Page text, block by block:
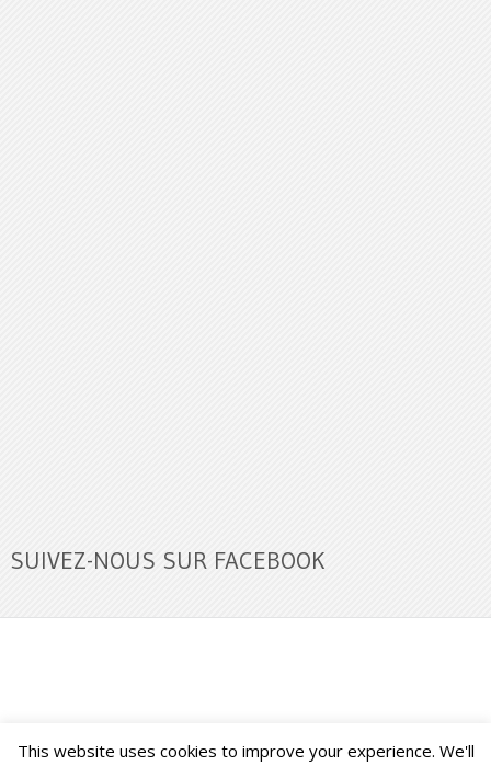
SUIVEZ-NOUS SUR FACEBOOK
This website uses cookies to improve your experience. We'll